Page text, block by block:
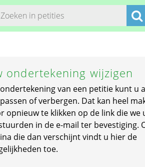
ondertekening wijzigen
van een petitie kunt u
of verbergen. Dat kan heel
opnieuw te klikken op de link die we
in de e-mail ter bevestiging.
die dan verschijnt vindt u hier de
toe.